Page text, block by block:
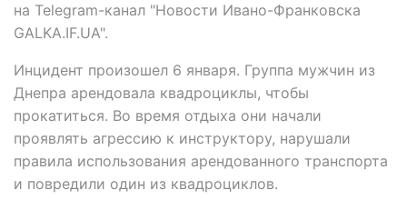
на Telegram-канал "Новости Ивано-Франковска
GALKA.IF.UA".
Инцидент произошел 6 января. Группа мужчин из
Днепра арендовала квадроциклы, чтобы
прокатиться. Во время отдыха они начали
проявлять агрессию к инструктору, нарушали
правила использования арендованного транспорта
и повредили один из квадроциклов.